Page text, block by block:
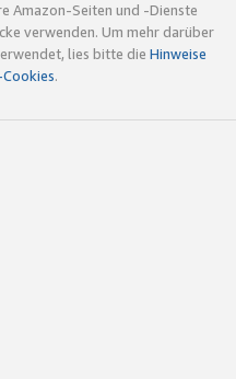
Amazon-Seiten und -Dienste
verwenden. Um mehr darüber
lies bitte die Hinweise
.